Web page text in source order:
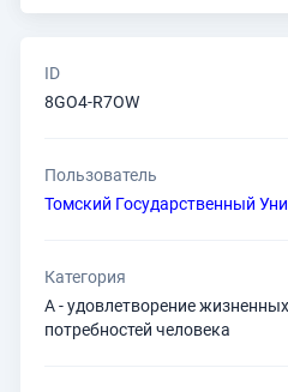
ID
8GO4-R7OW
Пользователь
Томский Государственный
Категория
A - удовлетворение жизненных
потребностей человека